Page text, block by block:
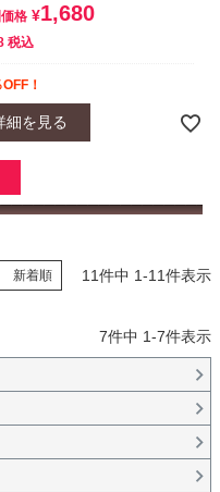
格 ¥1,680
税込
！
細を見る
新着順 11件中 1-11件表示
7件中 1-7件表示